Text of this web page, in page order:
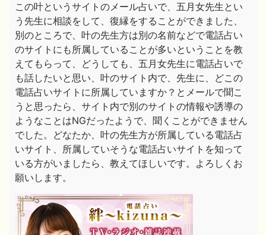
この叶というサイトのメール占いで、五月女先生とい
う先生に相談をして、復縁をすることができました、
別のところで、叶の先生方は別の名前などで電話占い
のサイトにも所属していることが多いということを教
えてもらって、どうしても、五月女先生に電話占いで
も話したいと思い、叶のサイト内で、先生に、どこの
電話占いサイトに所属していますか？とメールで聞こ
うと思ったら、サイト内で別のサイトの情報や誘導の
ようなことはNGだったようで、聞くことができません
でした。どなたか、叶の先生方が所属している電話占
いサイト、所属していそうな電話占いサイトを知って
いる方がいましたら、教えてほしいです。よろしくお
願いします。